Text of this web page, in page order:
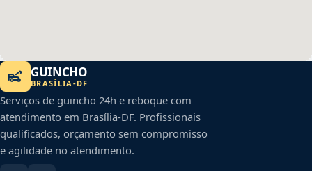
GUINCHO
BRASÍLIA -DF
Serviços de guincho 24h e reboque com
atendimento em Brasília-DF. Profissionais
qualificados, orçamento sem compromisso
e agilidade no atendimento.